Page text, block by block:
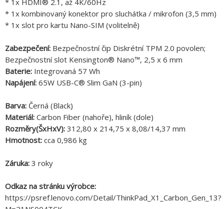
* 1x HDMI® 2.1, až 4K/60Hz
* 1x kombinovaný konektor pro sluchátka / mikrofon (3,5 mm)
* 1x slot pro kartu Nano-SIM (volitelně)
Zabezpečení: Bezpečnostní čip Diskrétní TPM 2.0 povolen;
Bezpečnostní slot Kensington® Nano™, 2,5 x 6 mm
Baterie: Integrovaná 57 Wh
Napájení: 65W USB-C® Slim GaN (3-pin)
Barva: Černá (Black)
Materiál: Carbon Fiber (nahoře), hliník (dole)
Rozměry(ŠxHxV): 312,80 x 214,75 x 8,08/14,37 mm
Hmotnost: cca 0,986 kg
Záruka: 3 roky
Odkaz na stránku výrobce:
https://psref.lenovo.com/Detail/ThinkPad_X1_Carbon_Gen_13?